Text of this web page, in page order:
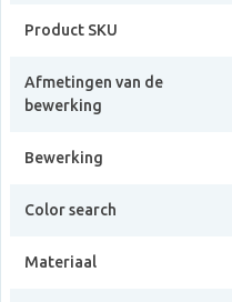
Product SKU
Afmetingen van de
bewerking
Bewerking
Color search
Materiaal